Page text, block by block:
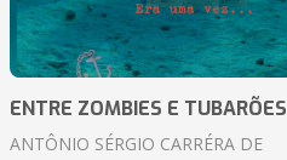
ENTRE ZOMBIES E TUBARÕES
ANTÔNIO SÉRGIO CARRÉRA DE